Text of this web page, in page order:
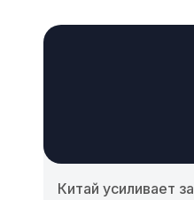
Китай усиливает